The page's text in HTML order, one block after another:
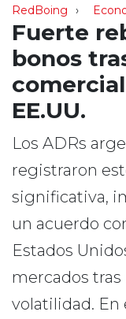
RedBoing
Fuerte
bonos
EE.UU.
Los ADRs
registraron
significativa,
un acuerdo
Estados
mercados
volatilidad. En